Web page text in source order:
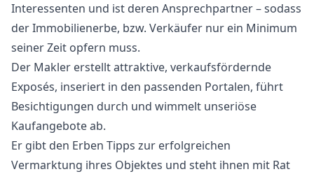
Interessenten und ist deren Ansprechpartner – sodass
der Immobilienerbe, bzw. Verkäufer nur ein Minimum
seiner Zeit opfern muss.
Der Makler erstellt attraktive, verkaufsfördernde
Exposés, inseriert in den passenden Portalen, führt
Besichtigungen durch und wimmelt unseriöse
Kaufangebote ab.
Er gibt den Erben Tipps zur erfolgreichen
Vermarktung ihres Objektes und steht ihnen mit Rat